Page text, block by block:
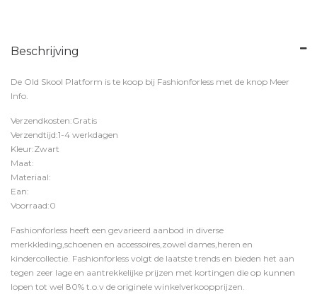
Beschrijving
De Old Skool Platform is te koop bij Fashionforless met de knop Meer
Info.
Verzendkosten:Gratis
Verzendtijd:1-4 werkdagen
Kleur:Zwart
Maat:
Materiaal:
Ean:
Voorraad:0
Fashionforless heeft een gevarieerd aanbod in diverse
merkkleding,schoenen en accessoires,zowel dames,heren en
kindercollectie. Fashionforless volgt de laatste trends en bieden het aan
tegen zeer lage en aantrekkelijke prijzen met kortingen die op kunnen
lopen tot wel 80% t.o.v de originele winkelverkoopprijzen.